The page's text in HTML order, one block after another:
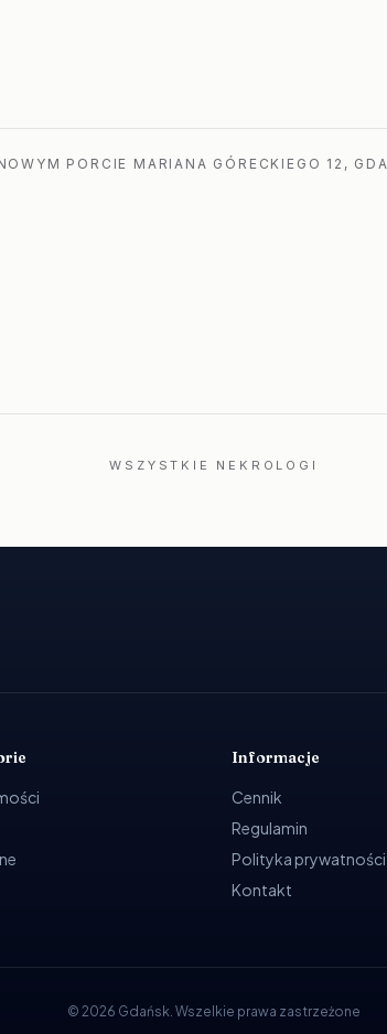
PORCIE MARIANA GÓRECKIEGO 12,
WSZYSTKIE NEKROLOGI
Informacje
Cennik
Regulamin
Polityka prywatności
Kontakt
© 2026 Gdańsk. Wszelkie prawa zastrzeżone